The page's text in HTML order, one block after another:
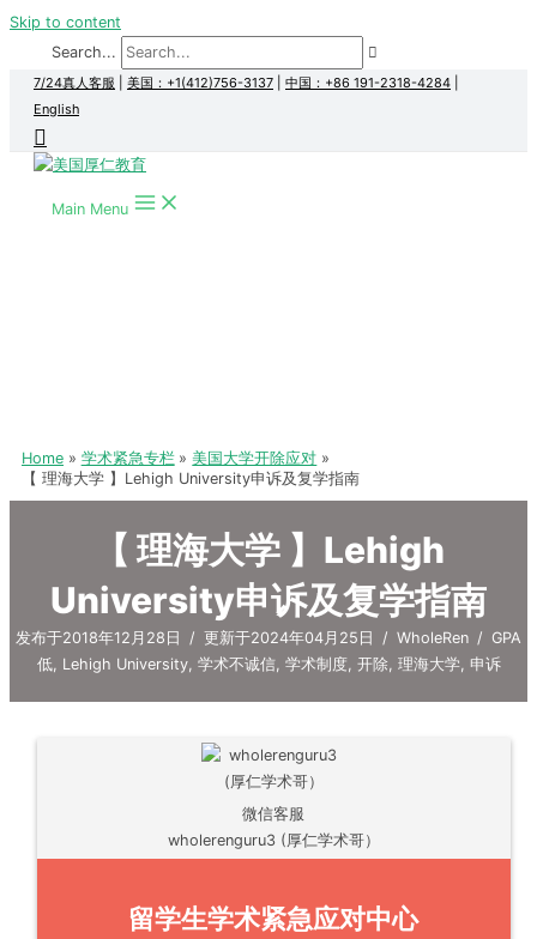
Skip to content
Search...
7/24真人客服 美国：+1(412)756-3137 中国：+86 191-2318-4284
English
Main Menu
Home 学术紧急专栏
美国大学开除应对
【 理海大学 】Lehigh University申诉及复学指南
【 理海大学 】Lehigh
University申诉及复学指南
发布于2018年12月28日 / 更新于2024年04月25日 / WholeRen / GPA
低, Lehigh University, 学术不诚信, 学术制度, 开除, 理海大学, 申诉
微信客服
wholerenguru3 (厚仁学术哥）
留学生学术紧急应对中心